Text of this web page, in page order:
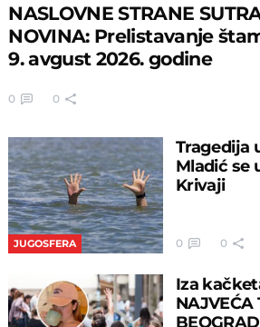
NASLOVNE STRANE
NOVINA: Prelistavanje
9. avgust 2026. godine
0 0
JUGOSFERA
Tragedija
Mladić se
Krivaji
0 0
Iza
NAJVEĆA